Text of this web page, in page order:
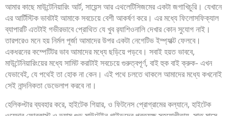
আমার কাছে মাউন্টেনিয়ারিং আর্ট, সায়েন্স আর এথলেটিসিজমের একটা জগাখিচুরি। যেখানে
এর আর্টিস্টিক ভাবটাই আমাকে সবচেয়ে বেশী আকর্ষণ করে। এর মধ্যে ফিলোসফিক্যাল
ব্যাপারটি এতটাই গভীরভাবে প্রোথিত যে খুব র‍্যাশিওনালি দেখার কোন সুযোগ নাই।
তারপরেও মনে হয় নির্মল পূর্জা আমাদের উপর একটা নেগেটিভ ইম্প্যাক্ট ফেলবে।
একধরনের কম্পেটিটর ভাব আমাদের মধ্যে ছড়িয়ে পড়বে। সবাই হয়ত ভাববে,
মাউন্টেনিয়ারিংয়ের মধ্যে সামিট করাটাই সবচেয়ে গুরুত্বপূর্ণ, বাই হুক বাই ক্রুক- এখন
যেভাবেই, যে পথেই তা হোক না কেন। এই পথে চলতে থাকলে আমাদের মধ্যে কখনোই
সেই নান্দনিকতা ডেভেলাপ করবে না।
হেলিকপ্টার ব্যবহার করে, হাইটেক গিয়ার, ও ফিটনেস প্রোগ্রামের কল্যানে, হাইটেক